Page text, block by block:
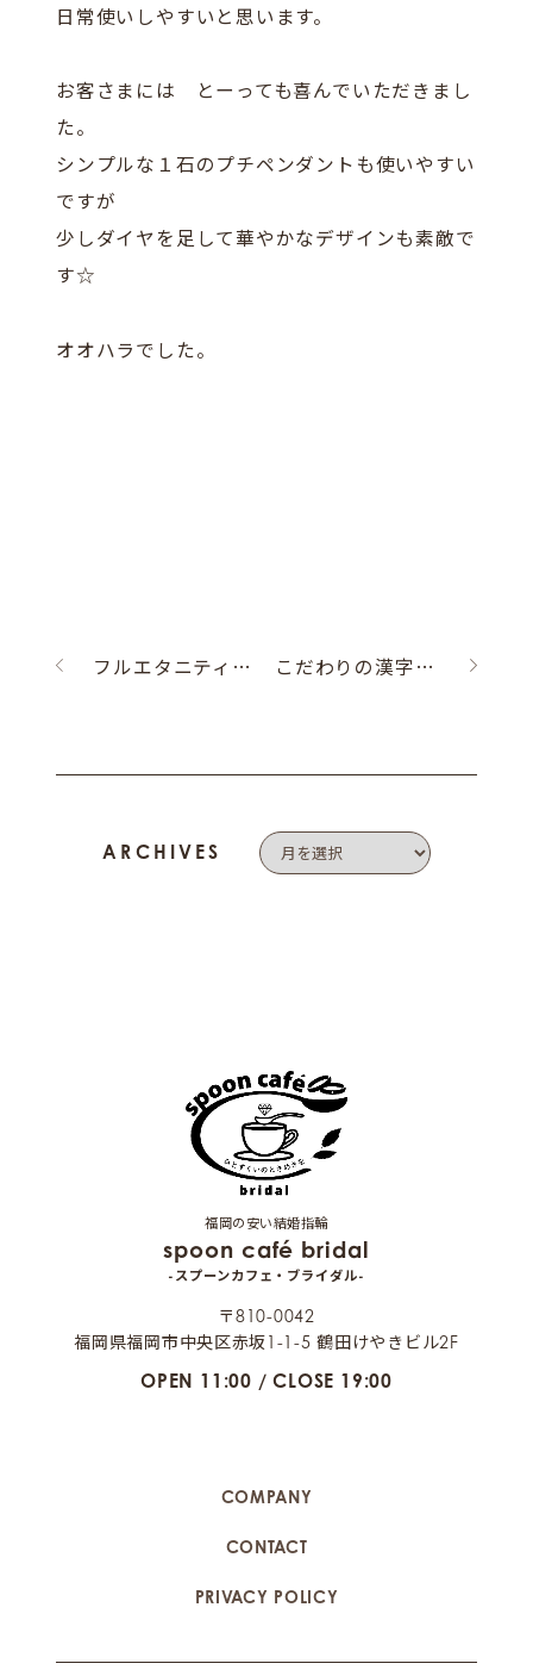
日常使いしやすいと思います。
お客さまには とーっても喜んでいただきまし
た。
シンプルな１石のプチペンダントも使いやすい
ですが
少しダイヤを足して華やかなデザインも素敵で
す☆
オオハラでした。
フルエタニティのエンゲージリング こだわりの漢字の刻印
ARCHIVES
福岡の安い結婚指輪
spoon café bridal
-スプーンカフェ・ブライダル-
〒810-0042
福岡県福岡市中央区赤坂1-1-5 鶴田けやきビル2F
OPEN 11:00 / CLOSE 19:00
COMPANY
CONTACT
PRIVACY POLICY